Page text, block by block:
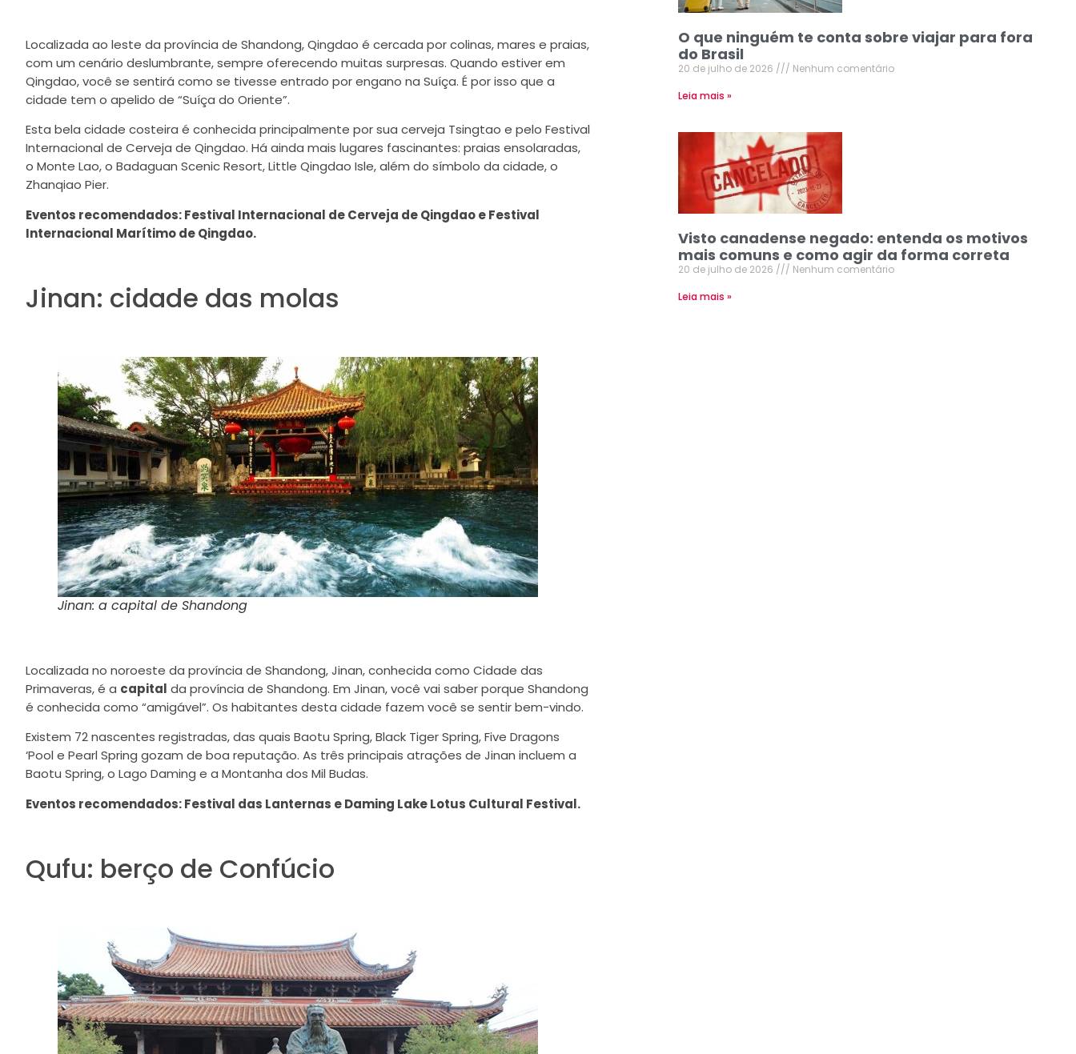
O que ninguém te conta sobre viajar para fora
do Brasil
20 de julho de 2026
Nenhum comentário
Leia mais »
Visto canadense negado: entenda os motivos
mais comuns e como agir da forma correta
20 de julho de 2026
Nenhum comentário
Leia mais »
Localizada ao leste da província de Shandong, Qingdao é cercada por colinas, mares e praias,
com um cenário deslumbrante, sempre oferecendo muitas surpresas. Quando estiver em
Qingdao, você se sentirá como se tivesse entrado por engano na Suíça. É por isso que a
cidade tem o apelido de “Suíça do Oriente”.
Esta bela cidade costeira é conhecida principalmente por sua cerveja Tsingtao e pelo Festival
Internacional de Cerveja de Qingdao. Há ainda mais lugares fascinantes: praias ensolaradas,
o Monte Lao, o Badaguan Scenic Resort, Little Qingdao Isle, além do símbolo da cidade, o
Zhanqiao Pier.
Eventos recomendados: Festival Internacional de Cerveja de Qingdao e Festival
Internacional Marítimo de Qingdao.
Jinan: cidade das molas
Jinan: a capital de Shandong
Localizada no noroeste da província de Shandong, Jinan, conhecida como Cidade das
Primaveras, é a capital da província de Shandong. Em Jinan, você vai saber porque Shandong
é conhecida como “amigável”. Os habitantes desta cidade fazem você se sentir bem-vindo.
Existem 72 nascentes registradas, das quais Baotu Spring, Black Tiger Spring, Five Dragons
‘Pool e Pearl Spring gozam de boa reputação. As três principais atrações de Jinan incluem a
Baotu Spring, o Lago Daming e a Montanha dos Mil Budas.
Eventos recomendados: Festival das Lanternas e Daming Lake Lotus Cultural Festival.
Qufu: berço de Confúcio